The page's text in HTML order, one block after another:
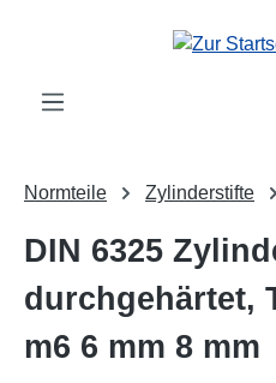
Zum Hauptinhalt springen
Normteile Zylinderstifte
DIN 6325
durchgehärtet,
m6 6 mm 8 mm